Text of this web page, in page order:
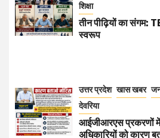
शिक्षा
तीन पीढ़ियों का संगम:
स्वरूप
उत्तर प्रदेश खास खबर
देवरिया
आईजीआरएस प्रकरणों में
अधिकारियों को कारण